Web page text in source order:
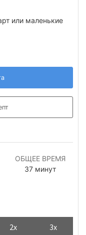
или маленькие
ОБЩЕЕ ВРЕМЯ
37минуты
минут
2x 3x